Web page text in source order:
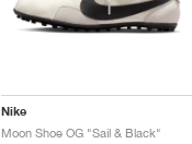
Nike
Moon Shoe OG "Sail & Black"